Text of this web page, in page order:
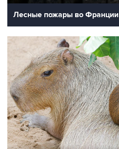
Лесные пожары во Франции